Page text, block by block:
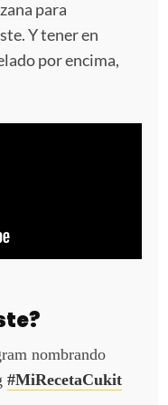
para
Y tener en
por encima,
nombrando
#MiRecetaCukit